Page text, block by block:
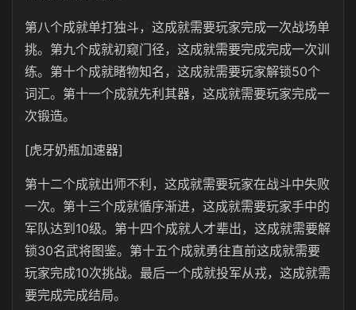
第八个成就单打独斗，这成就需要玩家完成一次战场单
挑。第九个成就初窥门径，这成就需要完成完成一次训
练。第十个成就睹物知名，这成就需要玩家解锁50个
词汇。第十一个成就先利其器，这成就需要玩家完成一
次锻造。
[虎牙奶瓶加速器]
第十二个成就出师不利，这成就需要玩家在战斗中失败
一次。第十三个成就循序渐进，这成就需要玩家手中的
军队达到10级。第十四个成就人才辈出，这成就需要解
锁30名武将图鉴。第十五个成就勇往直前这成就需要
玩家完成10次挑战。最后一个成就投军从戎，这成就需
要完成完成结局。